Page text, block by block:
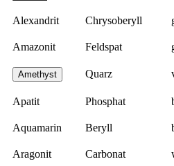
Alexandrit Chrysoberyll
Amazonit Feldspat
Amethyst Quarz
Apatit Phosphat
Aquamarin Beryll
Aragonit Carbonat